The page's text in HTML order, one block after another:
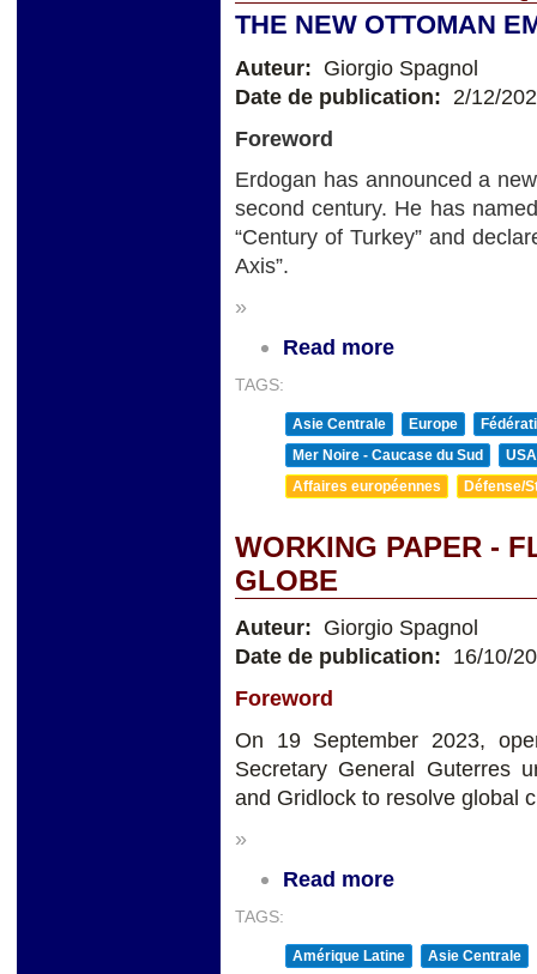
THE NEW OTTOMAN
Auteur: Giorgio Spagnol
Date de publication: 2/12/
Foreword
Erdogan has announced a
second century. He has
“Century of Turkey” and
Axis”.
»
Read more
TAGS:
Asie Centrale Europe
Mer Noire - Caucase du Sud
USA
Affaires européennes
Défense/
WORKING PAPER -
GLOBE
Auteur: Giorgio Spagnol
Date de publication: 16/10/
Foreword
On 19 September 2023,
Secretary General Guterres
and Gridlock to resolve global
»
Read more
TAGS:
Amérique Latine
Asie Centrale